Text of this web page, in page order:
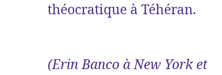
théocratique à Téhéran.
(Erin Banco à New York et